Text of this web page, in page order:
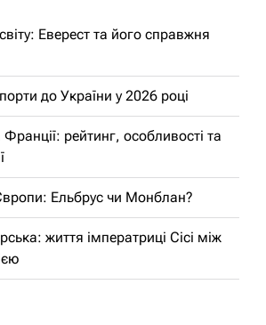
Еверест та його справжня
до України у 2026 році
рейтинг, особливості та
Ельбрус чи Монблан?
життя імператриці Сісі між